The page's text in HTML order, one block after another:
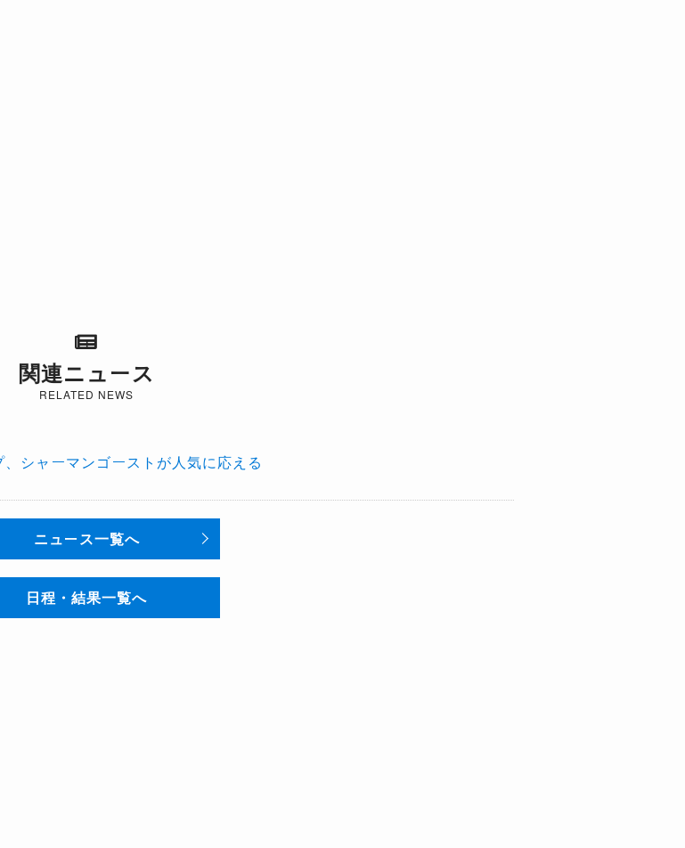
関連ニュース
RELATED NEWS
シャーマンゴーストが人気に応える
ニュース一覧へ
日程・結果一覧へ